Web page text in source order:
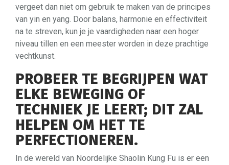
vergeet dan niet om gebruik te maken van de principes
van yin en yang. Door balans, harmonie en effectiviteit
na te streven, kun je je vaardigheden naar een hoger
niveau tillen en een meester worden in deze prachtige
vechtkunst.
PROBEER TE BEGRIJPEN WAT
ELKE BEWEGING OF
TECHNIEK JE LEERT; DIT ZAL
HELPEN OM HET TE
PERFECTIONEREN.
In de wereld van Noordelijke Shaolin Kung Fu is er een